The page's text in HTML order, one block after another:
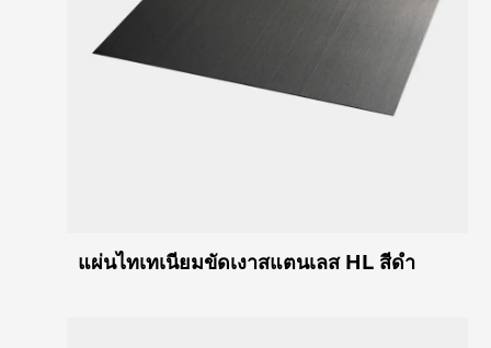
แผ่นไทเทเนียมขัดเงาสแตนเลส HL สีดำ